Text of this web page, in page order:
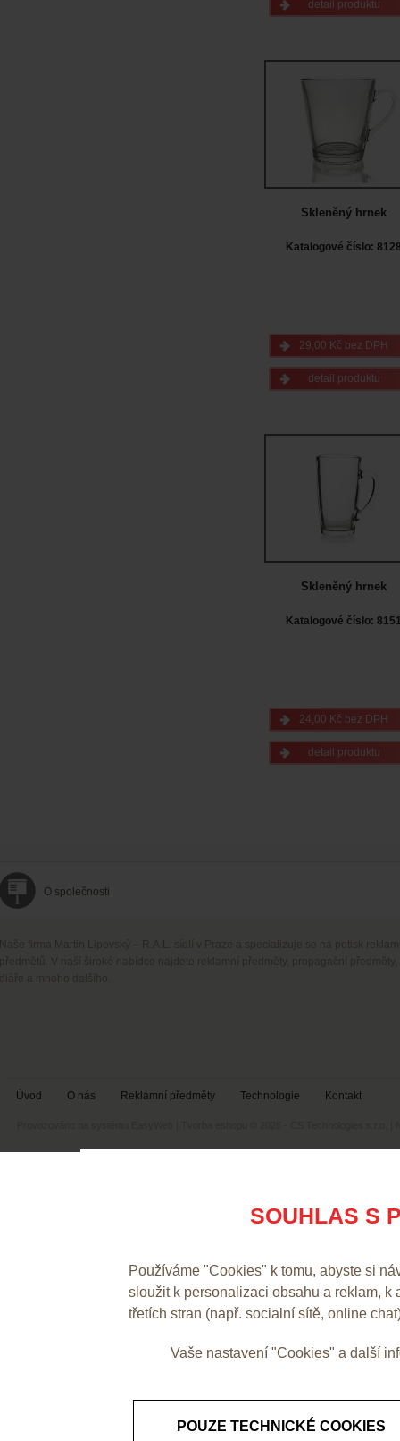
SOUHLAS S
Používáme "Cookies" k tomu, abyste si
sloužit k personalizaci obsahu a reklam,
třetích stran (např. socialní sítě, online
Vaše nastavení "Cookies" a další
POUZE TECHNICKÉ COOKIES
detail produktu
Skleněný hrnek
Katalogové číslo:
29,00 Kč bez DPH
detail produktu
Skleněný hrnek
Katalogové číslo:
24,00 Kč bez DPH
detail produktu
O společnosti
Úvod O nás Reklamní předměty Technologie Kontakt